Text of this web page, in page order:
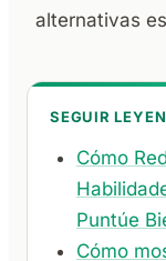
alternativas
SEGUIR
Cómo
Puntúe
Cómo